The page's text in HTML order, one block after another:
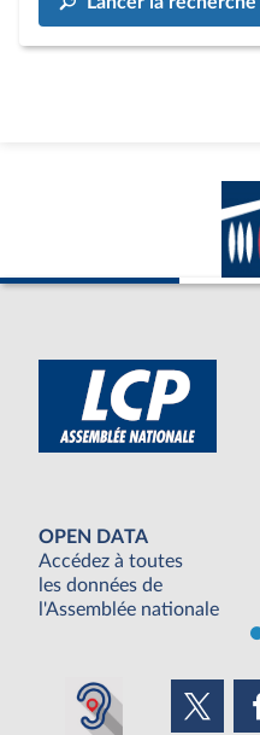
OPEN DATA
Accédez à toutes
les données de
l'Assemblée nationale